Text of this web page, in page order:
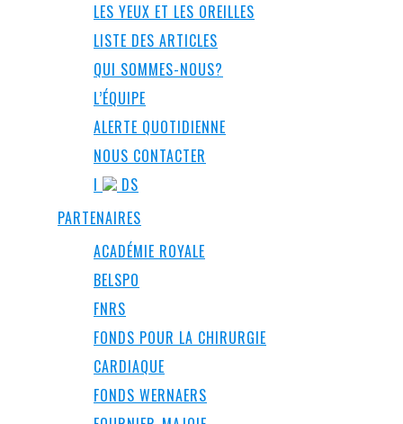
LES YEUX ET LES OREILLES
LISTE DES ARTICLES
QUI SOMMES-NOUS?
L’ÉQUIPE
ALERTE QUOTIDIENNE
NOUS CONTACTER
I
DS
PARTENAIRES
ACADÉMIE ROYALE
BELSPO
FNRS
FONDS POUR LA CHIRURGIE
CARDIAQUE
FONDS WERNAERS